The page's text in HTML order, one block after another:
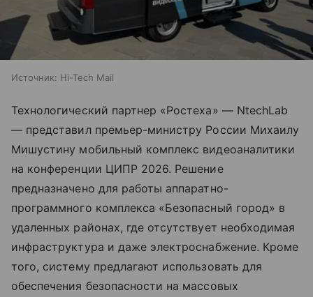
Источник: Hi-Tech Mail
Технологический партнер «Ростеха» — NtechLab
— представил премьер-министру России Михаилу
Мишустину мобильный комплекс видеоаналитики
на конференции ЦИПР 2026. Решение
предназначено для работы аппаратно-
программного комплекса «Безопасный город» в
удаленных районах, где отсутствует необходимая
инфраструктура и даже электроснабжение. Кроме
того, систему предлагают использовать для
обеспечения безопасности на массовых